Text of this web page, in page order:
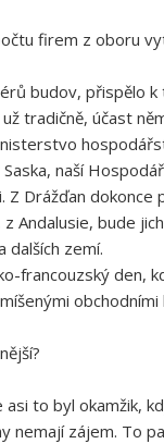
firem z oboru
budov, přispělo
tradičně, účast
naší
Drážďan
Andalusie, bude
dalších zemí.
francouzský
obchodními
asi to byl
zájem. To